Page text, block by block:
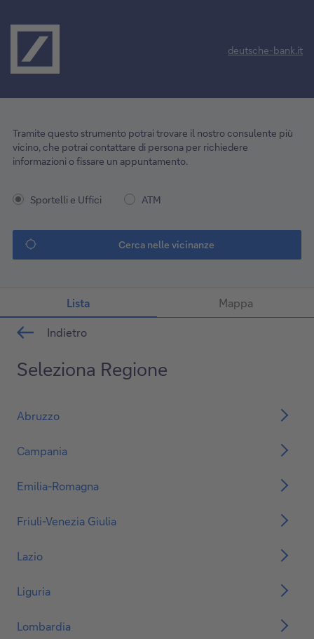
deutsche-bank.it
Tramite questo strumento potrai trovare il nostro consulente più
vicino, che potrai contattare di persona per richiedere
informazioni o fissare un appuntamento.
Sportelli e Uffici ATM
Cerca nelle vicinanze
Lista
Mappa
Indietro
Seleziona Regione
Abruzzo
Campania
Emilia-Romagna
Friuli-Venezia Giulia
Lazio
Liguria
Lombardia